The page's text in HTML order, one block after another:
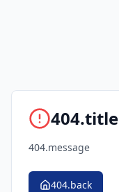
404.title
404.message
404.back